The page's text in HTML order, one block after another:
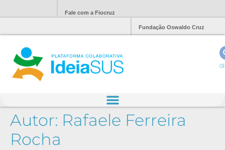
Fale com a Fiocruz
Fundação Oswaldo Cruz
Autor: Rafaele Ferreira
Rocha